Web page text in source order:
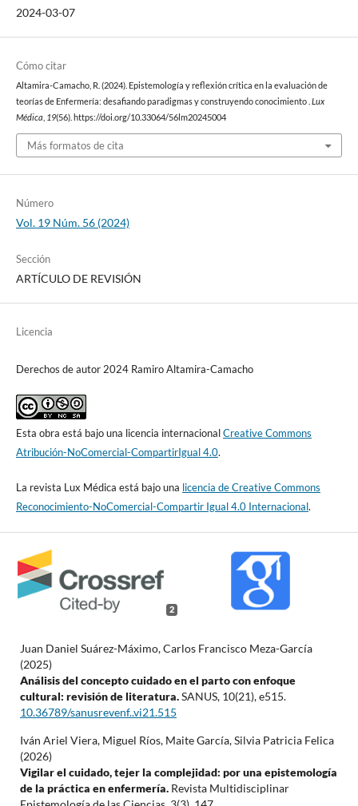
2024-03-07
Cómo citar
Altamira-Camacho, R. (2024). Epistemología y reflexión crítica en la evaluación de
teorías de Enfermería: desafiando paradigmas y construyendo conocimiento . Lux
Médica 19(56). https://doi.org/10.33064/56lm20245004
Más formatos de cita
Número
Vol. 19 Núm. 56 (2024)
Sección
ARTÍCULO DE REVISIÓN
Licencia
Derechos de autor 2024 Ramiro Altamira-Camacho
Esta obra está bajo una licencia internacionalCreative Commons
Atribución-NoComercial-CompartirIgual 4.0.
La revista Lux Médica está bajo una licencia de Creative Commons
Reconocimiento-NoComercial-Compartir Igual 4.0 Internacional.
2
Juan Daniel Suárez-Máximo, Carlos Francisco Meza-García
(2025)
Análisis del concepto cuidado en el parto con enfoque
cultural: revisión de literatura.SANUS, 10(21),e515.
10.36789/sanusrevenf..vi21.515
Iván Ariel Viera, Miguel Ríos, Maite García, Silvia Patricia Felica
(2026)
Vigilar el cuidado, tejer la complejidad: por una epistemología
de la práctica en enfermería. Revista Multidisciplinar